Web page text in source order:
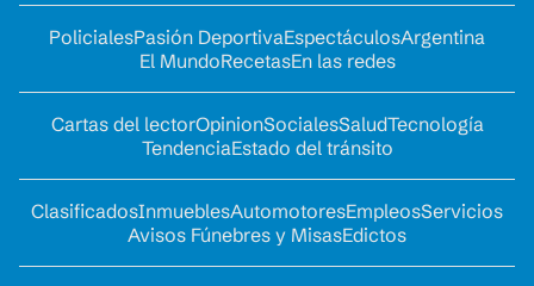
PolicialesPasión DeportivaEspectáculosArgentina
El MundoRecetasEn las redes
Cartas del lectorOpinionSocialesSaludTecnología
TendenciaEstado del tránsito
ClasificadosInmueblesAutomotoresEmpleosServicios
Avisos Fúnebres y MisasEdictos